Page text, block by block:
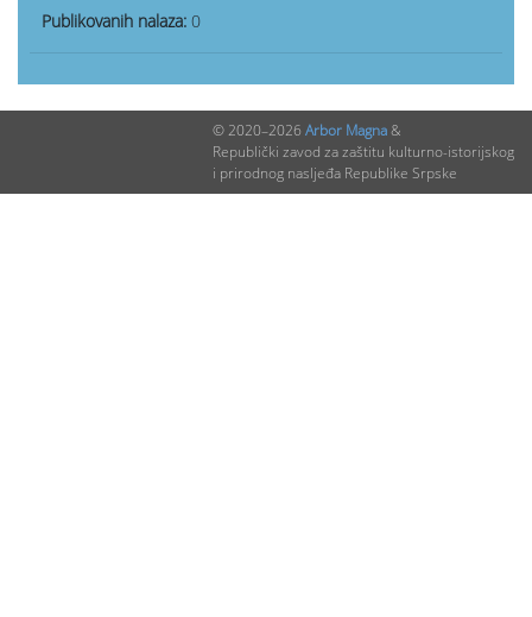
Publikovanih nalaza: 0
© 2020–2026 Arbor Magna&
Republički zavod za zaštitu kulturno-istorijskog
i prirodnog nasljeđa Republike Srpske